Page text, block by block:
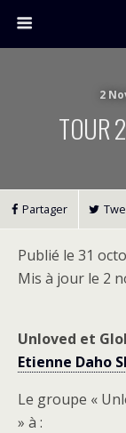
2
TOUR
Partager
Publié le 31
Mis à jour le 2
Unloved et
Etienne Daho
Le groupe «
» à :